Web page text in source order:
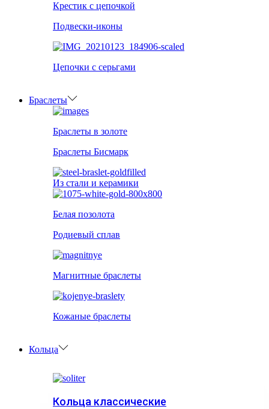
Крестик с цепочкой
Подвески-иконы
Цепочки с серьгами
Браслеты
Браслеты в золоте
Браслеты Бисмарк
Из стали и керамики
Белая позолота
Родиевый сплав
Магнитные браслеты
Кожаные браслеты
Кольца
Кольца классические